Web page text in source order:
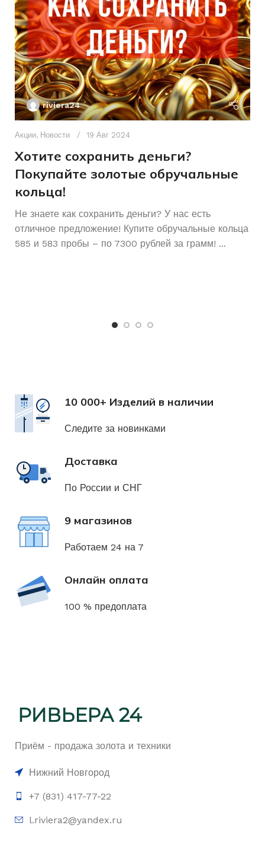
ПИТАНИЕ От сети
ПИТАНИЕ Аккумуляторный
СОСТОЯНИЕ Б/У
riviera24
Акции, Новости 19 Авг 2024
Хотите сохранить деньги?
Покупайте золотые обручальные
кольца!
Не знаете как сохранить деньги? У нас есть
отличное предложение! Купите обручальные кольца
585 и 583 пробы – по 7300 рублей за грамм! ...
10 000+ Изделий в наличии
Следите за новинками
Доставка
По России и СНГ
9 магазинов
Работаем 24 на 7
Онлайн оплата
100 % предоплата
Приём - продажа золота и техники
Нижний Новгород
+7 (831) 417-77-22
l.riviera2@yandex.ru